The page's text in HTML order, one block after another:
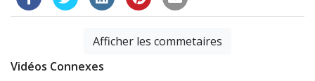
Afficher les commetaires
Vidéos Connexes